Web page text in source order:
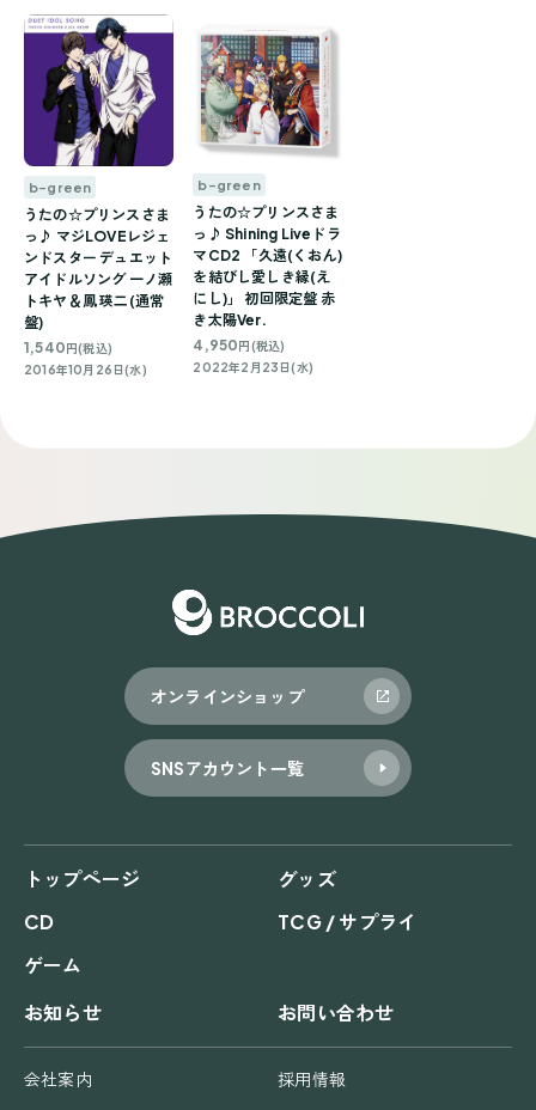
b-green
うたの☆プリンスさま
っ♪ マジLOVEレジェ
ンドスター デュエット
アイドルソング 一ノ瀬
トキヤ＆鳳 瑛二(通常
盤)
1,540円(税込)
2016年10月26日(水)
b-green
うたの☆プリンスさま
っ♪ Shining Liveドラ
マCD2 「久遠(くおん)
を結びし愛しき縁(え
にし)」 初回限定盤 赤
き太陽Ver.
4,950円(税込)
2022年2月23日(水)
オンラインショップ
SNSアカウント一覧
トップページ
グッズ
CD
TCG / サプライ
ゲーム
お知らせ
お問い合わせ
会社案内 採用情報